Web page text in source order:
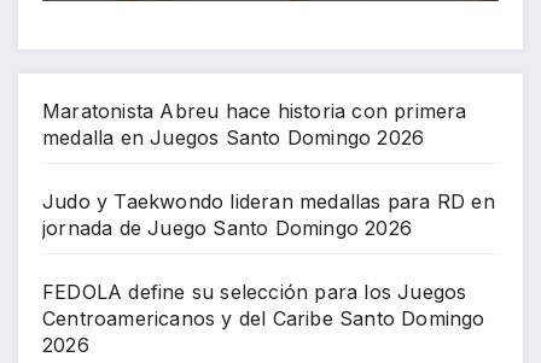
Maratonista Abreu hace historia con primera
medalla en Juegos Santo Domingo 2026
Judo y Taekwondo lideran medallas para RD en
jornada de Juego Santo Domingo 2026
FEDOLA define su selección para los Juegos
Centroamericanos y del Caribe Santo Domingo
2026